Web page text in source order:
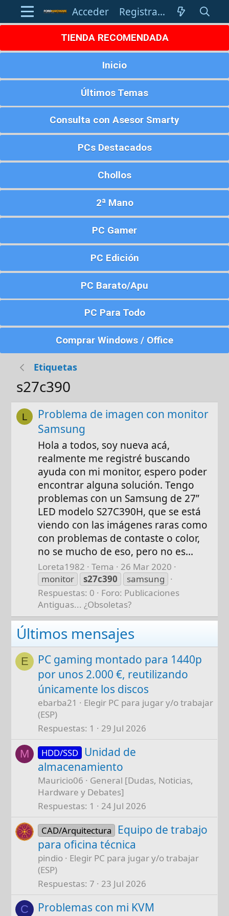
Acceder Registrarse
TIENDA RECOMENDADA
Inicio
Últimos Temas
Consulta con Asesor Smarty
PCs Destacados
Chollos
2ª Mano
PC Gamer
PC Edición
PC Barato/Apu
PC Para Todo
Comprar Windows / Office
Etiquetas
s27c390
L
Problema de imagen con monitor
Samsung
Hola a todos, soy nueva acá,
realmente me registré buscando
ayuda con mi monitor, espero poder
encontrar alguna solución. Tengo
problemas con un Samsung de 27”
LED modelo S27C390H, que se está
viendo con las imágenes raras como
con problemas de contaste o color,
no se mucho de eso, pero no es...
Loreta1982 Tema
26 Mar 2020
monitor
s27c390
samsung
Respuestas: 0
Foro: Publicaciones
Antiguas... ¿Obsoletas?
Últimos mensajes
E
PC gaming montado para 1440p
por unos 2.000 €, reutilizando
únicamente los discos
ebarba21
Elegir PC para jugar y/o trabajar
(ESP)
Respuestas 1 29 Jul 2026
M HDD/SSD Unidad de
almacenamiento
Mauricio06
General [Dudas, Noticias,
Hardware y Debates]
Respuestas 1 24 Jul 2026
CAD/Arquitectura
Equipo de trabajo
para oficina técnica
pindio
Elegir PC para jugar y/o trabajar
(ESP)
Respuestas 7 23 Jul 2026
C Problemas con mi KVM